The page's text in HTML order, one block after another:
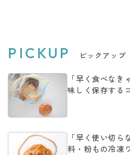
PICKUP ピックアップ
「早く食べな
味しく保存する
「早く使い切
料・粉もの冷凍